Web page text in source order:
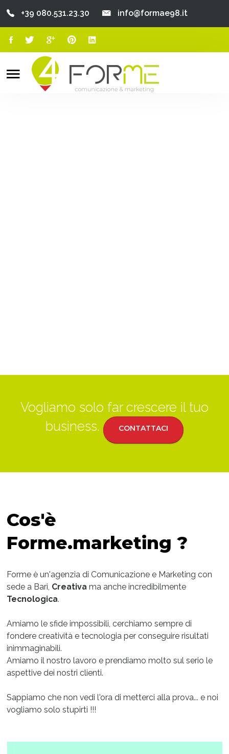
Chi Siamo
+39 080.531.23.30 info@formae98.it
Search
Vogliamo solo far crescere il tuo
business.
CONTATTACI
Cos'è
Forme.marketing ?
Forme è un'agenzia di Comunicazione e Marketing con
sede a Bari, Creativa ma anche incredibilmente
Tecnologica.
Amiamo le sfide impossibili, cerchiamo sempre di
fondere creatività e tecnologia per conseguire risultati
inimmaginabili.
Amiamo il nostro lavoro e prendiamo molto sul serio le
aspettive dei nostri clienti.
Sappiamo che non vedi l'ora di metterci alla prova... e noi
vogliamo solo stupirti !!!